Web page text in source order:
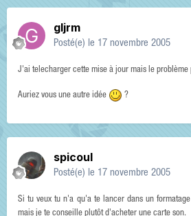
gljrm
Posté(e) le 17 novembre 2005
J'ai telecharger cette mise à jour mais le problème
Auriez vous une autre idée ?
spicoul
Posté(e) le 17 novembre 2005
Si tu veux tu n'a qu'a te lancer dans un
mais je te conseille plutôt d'acheter une carte son.